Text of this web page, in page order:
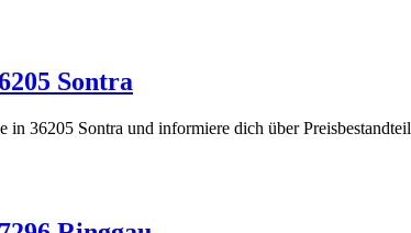
Sontra
in 36205 Sontra und informiere dich über